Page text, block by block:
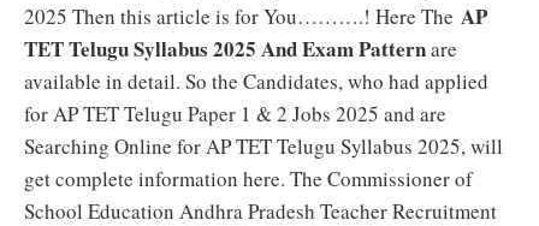
2025 Then this article is for You……….! Here The AP
TET Telugu Syllabus 2025 And Exam Patternare
available in detail. So the Candidates, who had applied
for AP TET Telugu Paper 1 & 2 Jobs 2025 and are
Searching Online for AP TET Telugu Syllabus 2025, will
get complete information here. The Commissioner of
School Education Andhra Pradesh Teacher Recruitment